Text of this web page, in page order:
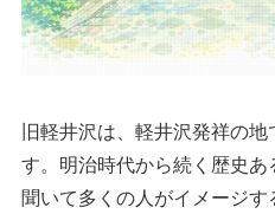
旧軽井沢は、軽井沢発祥の
す。明治時代から続く歴史あ
聞いて多くの人がイメージす